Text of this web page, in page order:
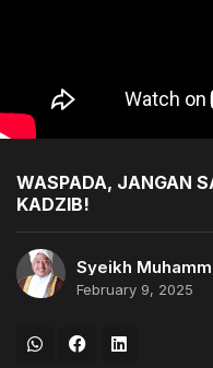
WASPADA, JANGAN
KADZIB!
Syeikh
February 9, 2025